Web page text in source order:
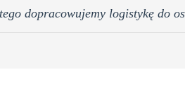
dopracowujemy logistykę do